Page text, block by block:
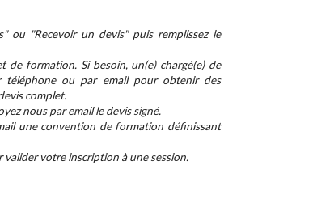
ou "Recevoir un devis" puis remplissez le
formation. Si besoin, un(e) chargé(e) de
ou par email pour obtenir des
complet.
nous par email le devis signé.
une convention de formation définissant
votre inscription à une session.